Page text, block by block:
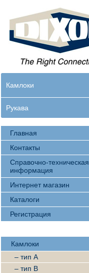
Камлоки
Рукава
Главная
Контакты
Справочно-техническая
информация
Интернет магазин
Каталоги
Регистрация
Камлоки
– тип A
– тип B